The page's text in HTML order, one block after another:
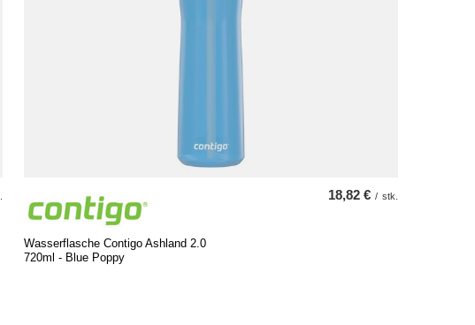
Wasserflasche Contigo Ashland 2.0
720ml - Blue Poppy
18,82 € / stk.